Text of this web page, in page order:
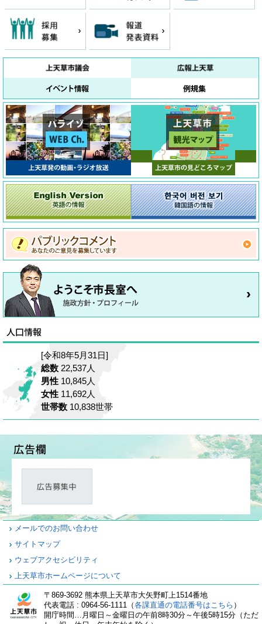
[令和8年5月31日]
総数 22,537人
男性 10,845人
女性 11,692人
世帯数 10,838世帯
メールでのお問い合わせ
サイトマップ
ウェブアクセシビリティ
上天草市ホームページについて
〒869-3692 熊本県上天草市大矢野町上1514番地
代表電話 : 0964-56-1111（各課直通の電話番号はこちら ）
開庁時間…月曜日～金曜日の午前8時30分～午後5時15分（ただ